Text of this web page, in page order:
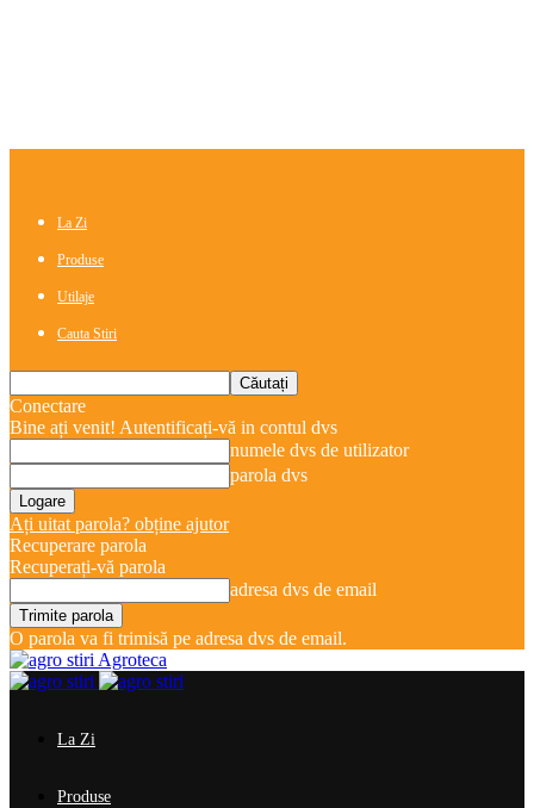
La Zi
Produse
Utilaje
Cauta Stiri
Conectare
Bine ați venit! Autentificați-vă in contul dvs
numele dvs de utilizator
parola dvs
Ați uitat parola? obține ajutor
Recuperare parola
Recuperați-vă parola
adresa dvs de email
O parola va fi trimisă pe adresa dvs de email.
Agroteca
La Zi
Produse